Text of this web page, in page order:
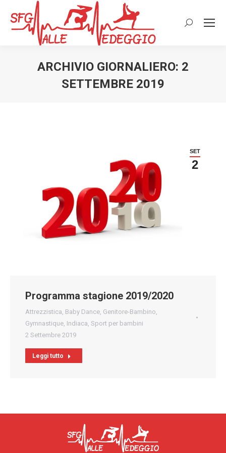
Cerca:
ARCHIVIO GIORNALIERO: 2
SETTEMBRE 2019
SET
2
Programma stagione 2019/2020
Attrezzistica Baby Dance Genitore-Bambino
Gymnastique Indiaca Sport per bambini
2 Settembre 2019
Leggi tutto